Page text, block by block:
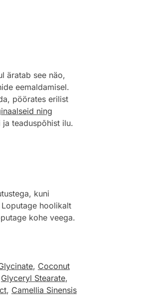
äratab see näo,
eemaldamisel.
pöörates erilist
ning
teaduspõhist ilu.
kuni
hoolikalt
kohe veega.
, Coconut
Glyceryl Stearate,
, Camellia Sinensis